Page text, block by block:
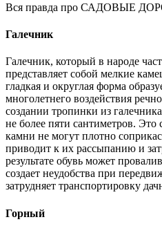
Вся правда про САДОВЫЕ
Галечник
Галечник, который в народе
представляет собой мелкие
гладкая и округлая форма
многолетнего воздействия
создании тропинки из
не более пяти сантиметров. Это
камни не могут плотно
приводит к их рассыпанию и
результате обувь может
создает неудобства при
затрудняет транспортировку
Горный